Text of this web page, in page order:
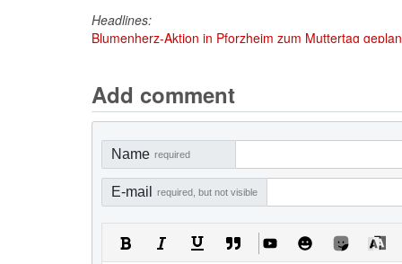
Headlines:
Blumenherz-Aktion in Pforzheim zum Muttertag
Add comment
Name required
E-mail required, but not visible